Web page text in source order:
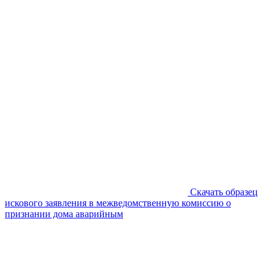
Скачать образец
искового заявления в межведомственную комиссию о
признании дома аварийным